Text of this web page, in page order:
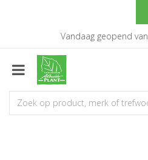
a
Vandaag geopend van